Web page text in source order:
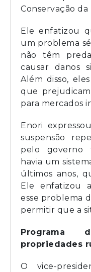
Conservação
Ele enfatizou
um problema
não têm
causar danos
Além disso,
que
para mercados
Enori
suspensão
pelo governo
havia um
últimos anos,
Ele enfatizou
esse problema
permitir que a
Programa
propriedades
O vice-